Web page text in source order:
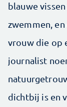
blauwe
zwemmen,
vrouw die op
journalist
dichtbij is en